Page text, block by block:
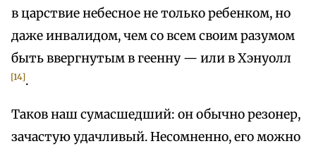
в царствие небесное не только ребенком, но
даже инвалидом, чем со всем своим разумом
быть ввергнутым в геенну — или в Хэнуолл
[14].
Таков наш сумасшедший: он обычно резонер,
зачастую удачливый. Несомненно, его можно